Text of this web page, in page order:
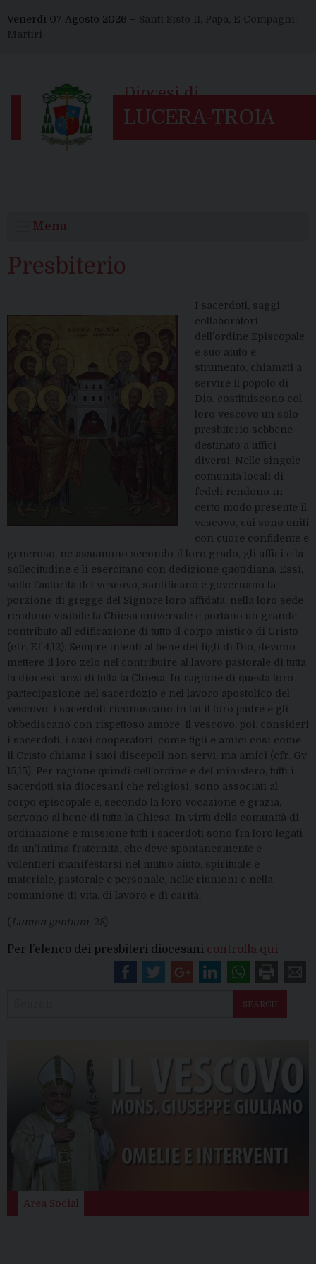
to
content
Venerdì 07 Agosto 2026 – Santi Sisto II, Papa, E Compagni,
Martiri
Menu
Presbiterio
I sacerdoti, saggi
collaboratori
dell’ordine Episcopale
e suo aiuto e
strumento, chiamati a
servire il popolo di
Dio, costituiscono col
loro vescovo un solo
presbiterio sebbene
destinato a uffici
diversi. Nelle singole
comunità locali di
fedeli rendono in
certo modo presente il
vescovo, cui sono uniti
con cuore confidente e
generoso, ne assumono secondo il loro grado, gli uffici e la
sollecitudine e li esercitano con dedizione quotidiana. Essi,
sotto l’autorità del vescovo, santificano e governano la
porzione di gregge del Signore loro affidata, nella loro sede
rendono visibile la Chiesa universale e portano un grande
contributo all’edificazione di tutto il corpo mistico di Cristo
(cfr. Ef 4,12). Sempre intenti al bene dei figli di Dio, devono
mettere il loro zelo nel contribuire al lavoro pastorale di tutta
la diocesi, anzi di tutta la Chiesa. In ragione di questa loro
partecipazione nel sacerdozio e nel lavoro apostolico del
vescovo, i sacerdoti riconoscano in lui il loro padre e gli
obbediscano con rispettoso amore. Il vescovo, poi, consideri
i sacerdoti, i suoi cooperatori, come figli e amici così come
il Cristo chiama i suoi discepoli non servi, ma amici (cfr. Gv
15,15). Per ragione quindi dell’ordine e del ministero, tutti i
sacerdoti sia diocesani che religiosi, sono associati al
corpo episcopale e, secondo la loro vocazione e grazia,
servono al bene di tutta la Chiesa. In virtù della comunità di
ordinazione e missione tutti i sacerdoti sono fra loro legati
da un’intima fraternità, che deve spontaneamente e
volentieri manifestarsi nel mutuo aiuto, spirituale e
materiale, pastorale e personale, nelle riunioni e nella
comunione di vita, di lavoro e di carità.
( Lumen gentium , 28)
Per l’elenco dei presbiteri diocesani controlla qui
SEARCH
Area Social